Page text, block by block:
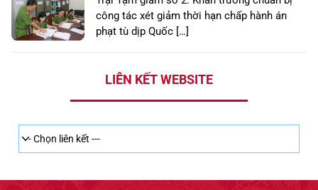
công tác xét giảm thời hạn chấp hành án
phạt tù dịp Quốc […]
LIÊN KẾT WEBSITE